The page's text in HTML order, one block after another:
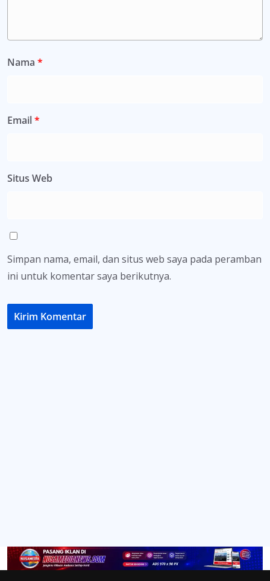
Nama *
Email*
Situs Web
Simpan nama, email, dan situs web saya pada peramban
ini untuk komentar saya berikutnya.